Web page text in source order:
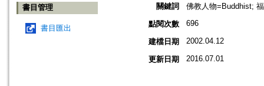
書目管理
書目匯出
關鍵詞
佛教人物=Buddhist;
點閱次數
696
建檔日期 2002.04.12
更新日期 2016.07.01